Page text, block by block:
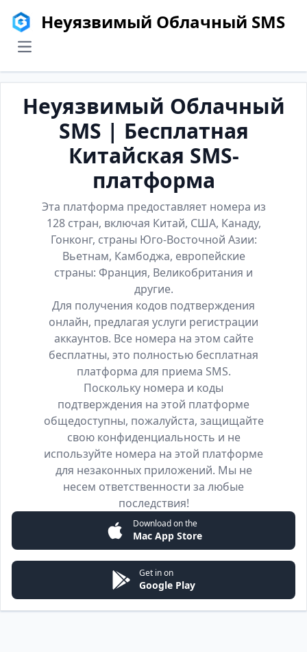
Неуязвимый Облачный SMS
menu
Неуязвимый Облачный
SMS | Бесплатная
Китайская SMS-
платформа
Эта платформа предоставляет номера из
128 стран, включая Китай, США, Канаду,
Гонконг, страны Юго-Восточной Азии:
Вьетнам, Камбоджа, европейские
страны: Франция, Великобритания и
другие.
Для получения кодов подтверждения
онлайн, предлагая услуги регистрации
аккаунтов. Все номера на этом сайте
бесплатны, это полностью бесплатная
платформа для приема SMS.
Поскольку номера и коды
подтверждения на этой платформе
общедоступны, пожалуйста, защищайте
свою конфиденциальность и не
используйте номера на этой платформе
для незаконных приложений. Мы не
несем ответственности за любые
последствия!
Download on the
Mac App Store
Get in on
Google Play